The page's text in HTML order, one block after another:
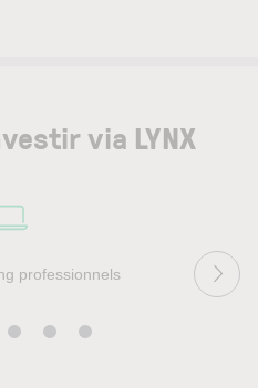
via LYNX
professionnels